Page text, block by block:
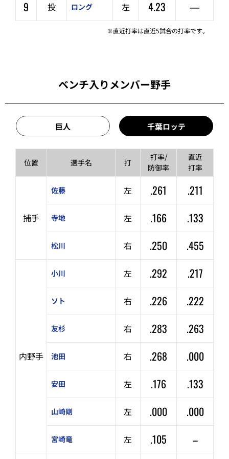
9 投 ロング 左 4.23 —
※直近打率は直近5試合の打率です。
ベンチ入りメンバー野手
巨人 千葉ロッテ
位置 選手名 打
打率/
防御率
直近
打率
捕手
佐藤 左 .261 .211
寺地 左 .166 .133
松川 右 .250 .455
内野手
小川 左 .292 .217
ソト 右 .226 .222
友杉 右 .283 .263
池田 右 .268 .000
安田 左 .176 .133
山崎剛 左 .000 .000
宮崎竜 左 .105 –